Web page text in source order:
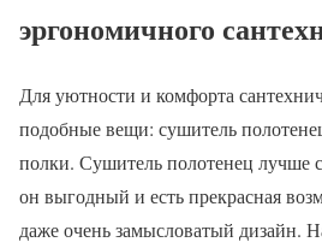
эргономичного
Для уютности и комфорта
подобные вещи: сушитель
полки. Сушитель полотенец лучше
он выгодный и есть прекрасная
даже очень замысловатый дизайн.